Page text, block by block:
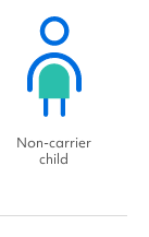
Non-carrier
child